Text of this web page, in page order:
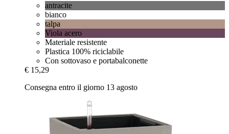
antracite
bianco
talpa
Viola acero
Materiale resistente
Plastica 100% riciclabile
Con sottovaso e portabalconette
€ 15,29
Consegna entro il giorno 13 agosto